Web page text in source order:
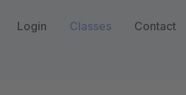
Login Classes Contact